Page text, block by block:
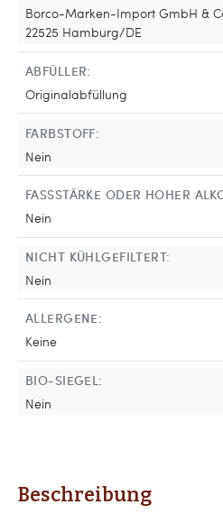
Borco-Marken-Import GmbH &
22525 Hamburg/DE
ABFÜLLER:
Originalabfüllung
FARBSTOFF:
Nein
FASSSTÄRKE ODER HOHER
Nein
NICHT KÜHLGEFILTERT:
Nein
ALLERGENE:
Keine
BIO-SIEGEL:
Nein
Beschreibung